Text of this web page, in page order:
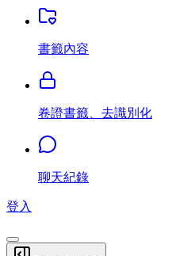
書籤內容
卷證書籤、去識別化
聊天紀錄
登入